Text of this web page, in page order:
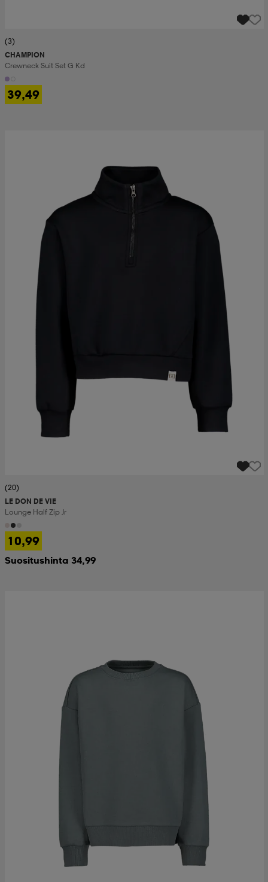
(3)
CHAMPION
Crewneck Suit Set G Kd
39,49
(20)
LE DON DE VIE
Lounge Half Zip Jr
10,99
Suositushinta 34,99